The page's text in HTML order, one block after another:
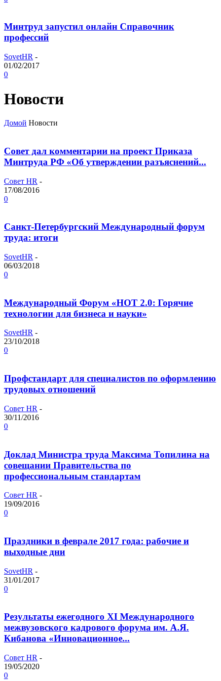
Минтруд запустил онлайн Справочник
профессий
SovetHR -
01/02/2017
0
Новости
Домой Новости
Совет дал комментарии на проект Приказа
Минтруда РФ «Об утверждении разъяснений...
Совет HR -
17/08/2016
0
Санкт-Петербургский Международный форум
труда: итоги
SovetHR -
06/03/2018
0
Международный Форум «НОТ 2.0: Горячие
технологии для бизнеса и науки»
SovetHR -
23/10/2018
0
Профстандарт для специалистов по оформлению
трудовых отношений
Совет HR -
30/11/2016
0
Доклад Министра труда Максима Топилина на
совещании Правительства по
профессиональным стандартам
Совет HR -
19/09/2016
0
Праздники в феврале 2017 года: рабочие и
выходные дни
SovetHR -
31/01/2017
0
Результаты ежегодного XI Международного
межвузовского кадрового форума им. А.Я.
Кибанова «Инновационное...
Совет HR -
19/05/2020
0